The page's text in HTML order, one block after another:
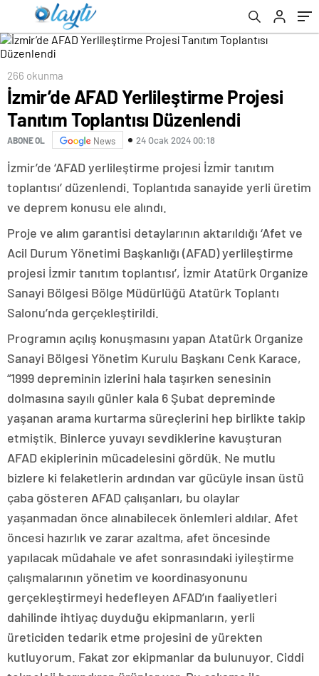
266 okunma
İzmir’de AFAD Yerlileştirme Projesi
Tanıtım Toplantısı Düzenlendi
ABONE OL News 24 Ocak 2024 00:18
İzmir’de ‘AFAD yerlileştirme projesi İzmir tanıtım
toplantısı’ düzenlendi. Toplantıda sanayide yerli üretim
ve deprem konusu ele alındı.
Proje ve alım garantisi detaylarının aktarıldığı ‘Afet ve
Acil Durum Yönetimi Başkanlığı (AFAD) yerlileştirme
projesi İzmir tanıtım toplantısı’, İzmir Atatürk Organize
Sanayi Bölgesi Bölge Müdürlüğü Atatürk Toplantı
Salonu’nda gerçekleştirildi.
Programın açılış konuşmasını yapan Atatürk Organize
Sanayi Bölgesi Yönetim Kurulu Başkanı Cenk Karace,
“1999 depreminin izlerini hala taşırken senesinin
dolmasına sayılı günler kala 6 Şubat depreminde
yaşanan arama kurtarma süreçlerini hep birlikte takip
etmiştik. Binlerce yuvayı sevdiklerine kavuşturan
AFAD ekiplerinin mücadelesini gördük. Ne mutlu
bizlere ki felaketlerin ardından var gücüyle insan üstü
çaba gösteren AFAD çalışanları, bu olaylar
yaşanmadan önce alınabilecek önlemleri aldılar. Afet
öncesi hazırlık ve zarar azaltma, afet öncesinde
yapılacak müdahale ve afet sonrasındaki iyileştirme
çalışmalarının yönetim ve koordinasyonunu
gerçekleştirmeyi hedefleyen AFAD’ın faaliyetleri
dahilinde ihtiyaç duyduğu ekipmanların, yerli
üreticiden tedarik etme projesini de yürekten
kutluyorum. Fakat zor ekipmanlar da bulunuyor. Ciddi